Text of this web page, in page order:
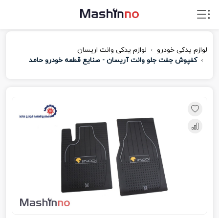
لوازم یدکی خودرو
لوازم یدکی وانت اریسان
کفپوش جفت جلو وانت آریسان - صنایع قطعه خودرو حامد